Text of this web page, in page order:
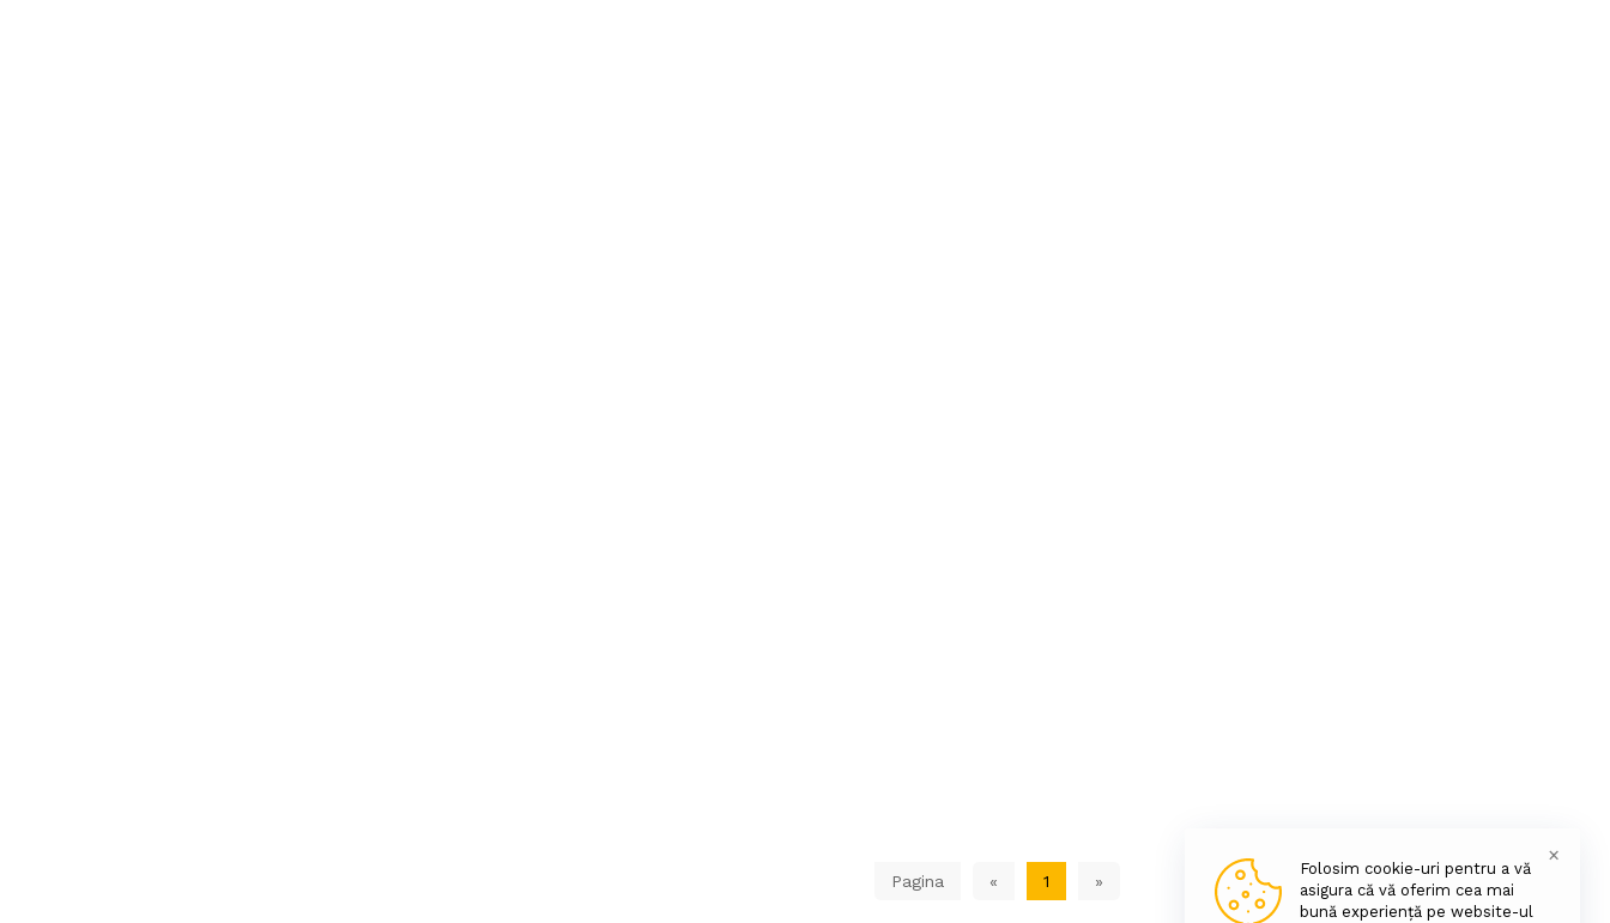
Pagina « 1 »
Folosim cookie-uri pentru a vă
asigura că vă oferim cea mai
bună experiență pe website-ul
×